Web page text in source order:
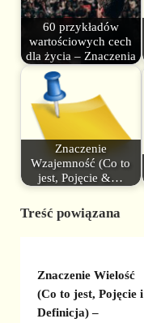
60 przykładów
wartościowych cech
dla życia – Znaczenia
Znaczenie
Wzajemność (Co to
jest, Pojęcie &…
Treść powiązana
Znaczenie Wielość
(Co to jest, Pojęcie i
Definicja) –